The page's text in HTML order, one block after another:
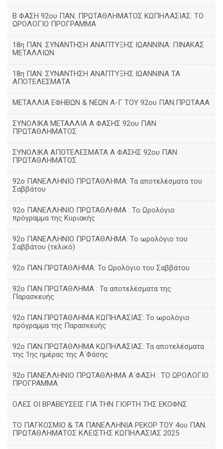
Β ΦΑΣΗ 92ου ΠΑΝ. ΠΡΩΤΑΘΛΗΜΑΤΟΣ ΚΩΠΗΛΑΣΙΑΣ: ΤΟ
ΩΡΟΛΟΓΙΟ ΠΡΟΓΡΑΜΜΑ
18η ΠΑΝ. ΣΥΝΑΝΤΗΣΗ ΑΝΑΠΤΥΞΗΣ ΙΩΑΝΝΙΝΑ: ΠΙΝΑΚΑΣ
ΜΕΤΑΛΛΙΩΝ
18η ΠΑΝ. ΣΥΝΑΝΤΗΣΗ ΑΝΑΠΤΥΞΗΣ ΙΩΑΝΝΙΝΑ ΤΑ
ΑΠΟΤΕΛΕΣΜΑΤΑ
ΜΕΤΑΛΛΙΑ ΕΦΗΒΩΝ & ΝΕΩΝ Α-Γ ΤΟΥ 92ου ΠΑΝ.ΠΡΩΤΑΑΑ
ΣΥΝΟΛΙΚΑ ΜΕΤΑΛΛΙΑ Α ΦΑΣΗΣ 92ου ΠΑΝ
ΠΡΩΤΑΘΛΗΜΑΤΟΣ
ΣΥΝΟΛΙΚΑ ΑΠΟΤΕΛΕΣΜΑΤΑ Α ΦΑΣΗΣ 92ου ΠΑΝ
ΠΡΩΤΑΘΛΗΜΑΤΟΣ
92ο ΠΑΝΕΛΛΗΝΙΟ ΠΡΩΤΑΘΛΗΜΑ: Τα αποτελέσματα του
Σαββάτου
92ο ΠΑΝΕΛΛΗΝΙΟ ΠΡΩΤΑΘΛΗΜΑ : Το Ωρολόγιο
πρόγραμμα της Κυριακής
92ο ΠΑΝΕΛΛΗΝΙΟ ΠΡΩΤΑΘΛΗΜΑ: Το ωρολόγιο του
Σαββάτου (τελικό)
92ο ΠΑΝ.ΠΡΩΤΑΘΛΗΜΑ: Το Ωρολόγιο του Σαββάτου
92ο ΠΑΝ.ΠΡΩΤΑΘΛΗΜΑ : Τα αποτελέσματα της
Παρασκευής
92o ΠΑΝ.ΠΡΩΤΑΘΛΗΜΑ ΚΩΠΗΛΑΣΙΑΣ: Το ωρολόγιο
πρόγραμμα της Παρασκευής
92ο ΠΑΝ.ΠΡΩΤΑΘΛΗΜΑ ΚΩΠΗΛΑΣΙΑΣ: Τα αποτελέσματα
της 1ης ημέρας της Α΄Φάσης
92ο ΠΑΝΕΛΛΗΝΙΟ ΠΡΩΤΑΘΛΗΜΑ Α΄ΦΑΣΗ : ΤΟ ΩΡΟΛΟΓΙΟ
ΠΡΟΓΡΑΜΜΑ
ΟΛΕΣ ΟΙ ΒΡΑΒΕΥΣΕΙΣ ΓΙΑ ΤΗΝ ΓΙΟΡΤΗ ΤΗΣ ΕΚΟΦΝΣ
TΟ ΠΑΓΚΟΣΜΙΟ & ΤΑ ΠΑΝΕΛΛΗΝΙΑ ΡΕΚΟΡ ΤΟΥ 4ου ΠΑΝ.
ΠΡΩΤΑΘΛΗΜΑΤΟΣ ΚΛΕΙΣΤΗΣ ΚΩΠΗΛΑΣΙΑΣ 2025